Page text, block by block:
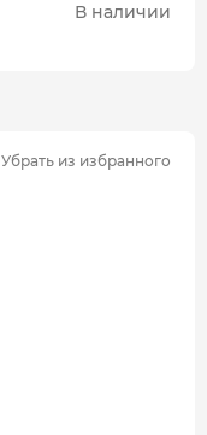
В наличии
Убрать из избранного